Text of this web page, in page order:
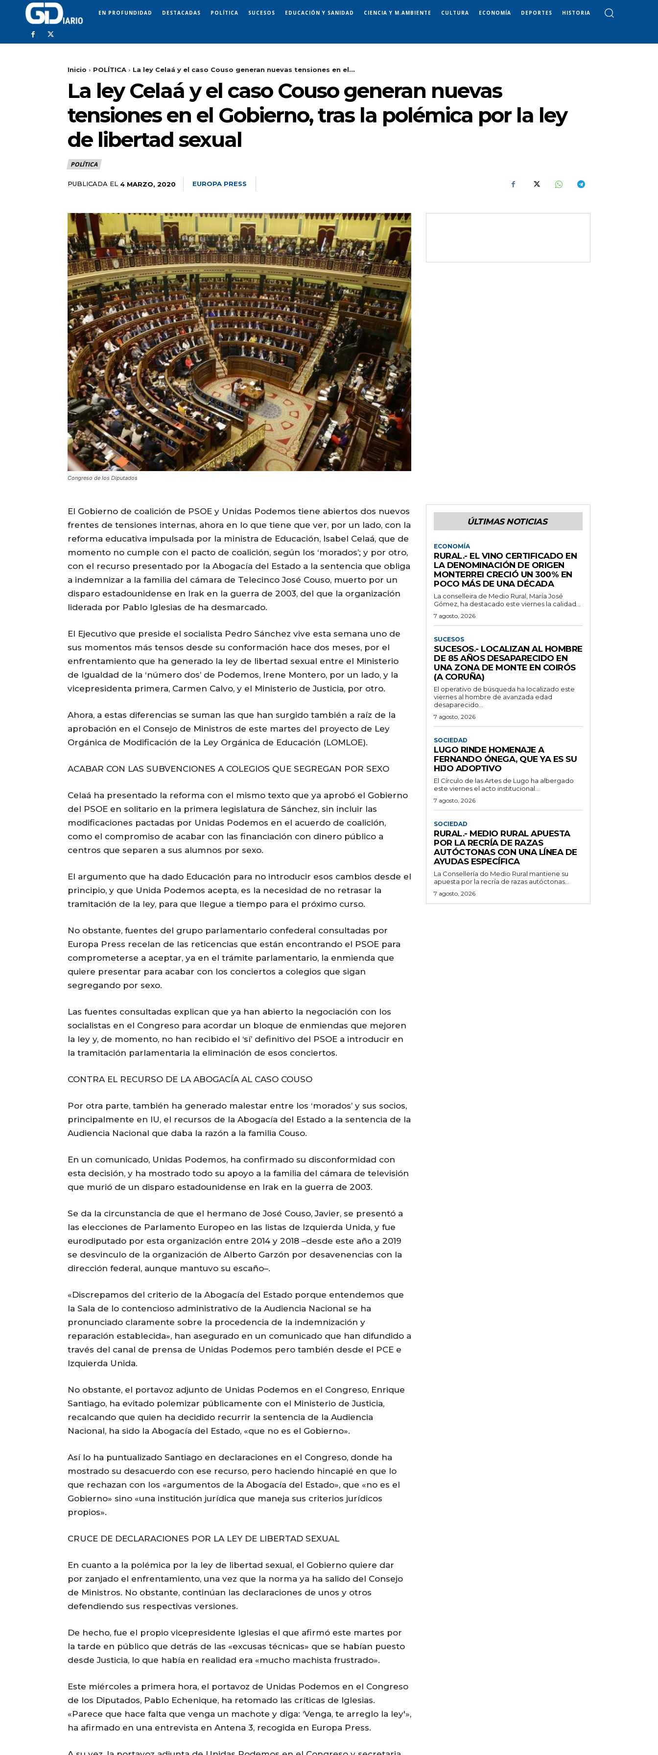
EN PROFUNDIDAD DESTACADAS POLÍTICA SUCESOS EDUCACIÓN Y SANIDAD CIENCIA Y M.AMBIENTE CULTURA ECONOMÍA DEPORTES HISTORIA
Inicio POLÍTICA La ley Celaá y el caso Couso generan nuevas tensiones en el...
La ley Celaá y el caso Couso generan nuevas
tensiones en el Gobierno, tras la polémica por la ley
de libertad sexual
POLÍTICA
PUBLICADA EL 4 MARZO, 2020 EUROPA PRESS
Congreso de los Diputados
El Gobierno de coalición de PSOE y Unidas Podemos tiene abiertos dos nuevos
frentes de tensiones internas, ahora en lo que tiene que ver, por un lado, con la
reforma educativa impulsada por la ministra de Educación, Isabel Celaá, que de
momento no cumple con el pacto de coalición, según los ‘morados’; y por otro,
con el recurso presentado por la Abogacía del Estado a la sentencia que obliga
a indemnizar a la familia del cámara de Telecinco José Couso, muerto por un
disparo estadounidense en Irak en la guerra de 2003, del que la organización
liderada por Pablo Iglesias de ha desmarcado.
El Ejecutivo que preside el socialista Pedro Sánchez vive esta semana uno de
sus momentos más tensos desde su conformación hace dos meses, por el
enfrentamiento que ha generado la ley de libertad sexual entre el Ministerio
de Igualdad de la ‘número dos’ de Podemos, Irene Montero, por un lado, y la
vicepresidenta primera, Carmen Calvo, y el Ministerio de Justicia, por otro.
Ahora, a estas diferencias se suman las que han surgido también a raíz de la
aprobación en el Consejo de Ministros de este martes del proyecto de Ley
Orgánica de Modificación de la Ley Orgánica de Educación (LOMLOE).
ACABAR CON LAS SUBVENCIONES A COLEGIOS QUE SEGREGAN POR SEXO
Celaá ha presentado la reforma con el mismo texto que ya aprobó el Gobierno
del PSOE en solitario en la primera legislatura de Sánchez, sin incluir las
modificaciones pactadas por Unidas Podemos en el acuerdo de coalición,
como el compromiso de acabar con las financiación con dinero público a
centros que separen a sus alumnos por sexo.
El argumento que ha dado Educación para no introducir esos cambios desde el
principio, y que Unida Podemos acepta, es la necesidad de no retrasar la
tramitación de la ley, para que llegue a tiempo para el próximo curso.
No obstante, fuentes del grupo parlamentario confederal consultadas por
Europa Press recelan de las reticencias que están encontrando el PSOE para
comprometerse a aceptar, ya en el trámite parlamentario, la enmienda que
quiere presentar para acabar con los conciertos a colegios que sigan
segregando por sexo.
Las fuentes consultadas explican que ya han abierto la negociación con los
socialistas en el Congreso para acordar un bloque de enmiendas que mejoren
la ley y, de momento, no han recibido el ‘sí’ definitivo del PSOE a introducir en
la tramitación parlamentaria la eliminación de esos conciertos.
CONTRA EL RECURSO DE LA ABOGACÍA AL CASO COUSO
Por otra parte, también ha generado malestar entre los ‘morados’ y sus socios,
principalmente en IU, el recursos de la Abogacía del Estado a la sentencia de la
Audiencia Nacional que daba la razón a la familia Couso.
En un comunicado, Unidas Podemos, ha confirmado su disconformidad con
esta decisión, y ha mostrado todo su apoyo a la familia del cámara de televisión
que murió de un disparo estadounidense en Irak en la guerra de 2003.
Se da la circunstancia de que el hermano de José Couso, Javier, se presentó a
las elecciones de Parlamento Europeo en las listas de Izquierda Unida, y fue
eurodiputado por esta organización entre 2014 y 2018 –desde este año a 2019
se desvinculo de la organización de Alberto Garzón por desavenencias con la
dirección federal, aunque mantuvo su escaño–.
«Discrepamos del criterio de la Abogacía del Estado porque entendemos que
la Sala de lo contencioso administrativo de la Audiencia Nacional se ha
pronunciado claramente sobre la procedencia de la indemnización y
reparación establecida», han asegurado en un comunicado que han difundido a
través del canal de prensa de Unidas Podemos pero también desde el PCE e
Izquierda Unida.
No obstante, el portavoz adjunto de Unidas Podemos en el Congreso, Enrique
Santiago, ha evitado polemizar públicamente con el Ministerio de Justicia,
recalcando que quien ha decidido recurrir la sentencia de la Audiencia
Nacional, ha sido la Abogacía del Estado, «que no es el Gobierno».
Así lo ha puntualizado Santiago en declaraciones en el Congreso, donde ha
mostrado su desacuerdo con ese recurso, pero haciendo hincapié en que lo
que rechazan con los «argumentos de la Abogacía del Estado», que «no es el
Gobierno» sino «una institución jurídica que maneja sus criterios jurídicos
propios».
CRUCE DE DECLARACIONES POR LA LEY DE LIBERTAD SEXUAL
En cuanto a la polémica por la ley de libertad sexual, el Gobierno quiere dar
por zanjado el enfrentamiento, una vez que la norma ya ha salido del Consejo
de Ministros. No obstante, continúan las declaraciones de unos y otros
defendiendo sus respectivas versiones.
De hecho, fue el propio vicepresidente Iglesias el que afirmó este martes por
la tarde en público que detrás de las «excusas técnicas» que se habían puesto
desde Justicia, lo que había en realidad era «mucho machista frustrado».
Este miércoles a primera hora, el portavoz de Unidas Podemos en el Congreso
de los Diputados, Pablo Echenique, ha retomado las críticas de Iglesias.
«Parece que hace falta que venga un machote y diga: ‘Venga, te arreglo la ley'»,
ha afirmado en una entrevista en Antena 3, recogida en Europa Press.
ÚLTIMAS NOTICIAS
ECONOMÍA
RURAL.- EL VINO CERTIFICADO EN
LA DENOMINACIÓN DE ORIGEN
MONTERREI CRECIÓ UN 300% EN
POCO MÁS DE UNA DÉCADA
La conselleira de Medio Rural, María José
Gómez, ha destacado este viernes la calidad...
7 agosto, 2026
SUCESOS
SUCESOS.- LOCALIZAN AL HOMBRE
DE 85 AÑOS DESAPARECIDO EN
UNA ZONA DE MONTE EN COIRÓS
(A CORUÑA)
El operativo de búsqueda ha localizado este
viernes al hombre de avanzada edad
desaparecido...
7 agosto, 2026
SOCIEDAD
LUGO RINDE HOMENAJE A
FERNANDO ÓNEGA, QUE YA ES SU
HIJO ADOPTIVO
El Círculo de las Artes de Lugo ha albergado
este viernes el acto institucional...
7 agosto, 2026
SOCIEDAD
RURAL.- MEDIO RURAL APUESTA
POR LA RECRÍA DE RAZAS
AUTÓCTONAS CON UNA LÍNEA DE
AYUDAS ESPECÍFICA
La Consellería do Medio Rural mantiene su
apuesta por la recría de razas autóctonas...
7 agosto, 2026